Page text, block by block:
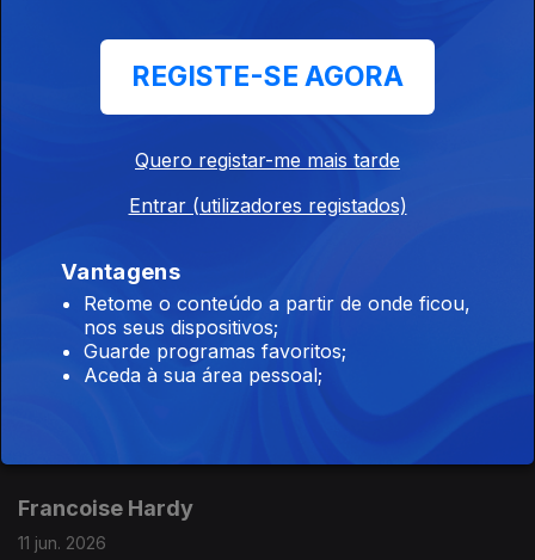
Scott Mckenzie
15 jun. 2026
Tears for Fears
Francoise Hardy
11 jun. 2026
REGISTE-SE AGORA
Quero registar-me mais tarde
Entrar (utilizadores registados)
Vantagens
Retome o conteúdo a partir de onde ficou,
nos seus dispositivos;
Guarde programas favoritos;
Aceda à sua área pessoal;